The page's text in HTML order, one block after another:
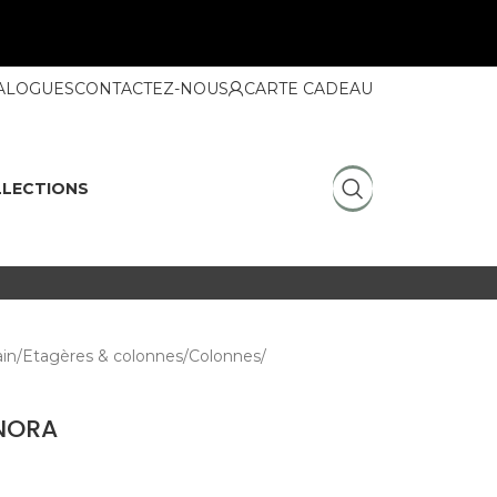
CONTACTEZ-NOUS CARTE CADEAU
Etagères & colonnes Colonnes